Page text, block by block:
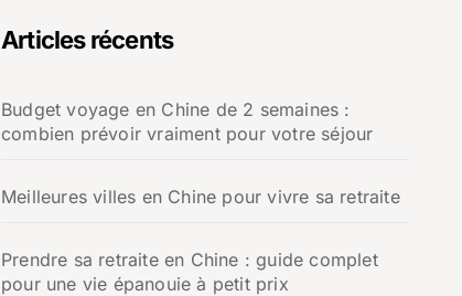
Articles récents
Budget voyage en Chine de 2 semaines :
combien prévoir vraiment pour votre séjour
Meilleures villes en Chine pour vivre sa retraite
Prendre sa retraite en Chine : guide complet
pour une vie épanouie à petit prix